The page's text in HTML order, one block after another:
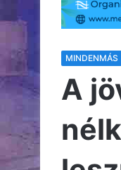
MINDENMÁS
A